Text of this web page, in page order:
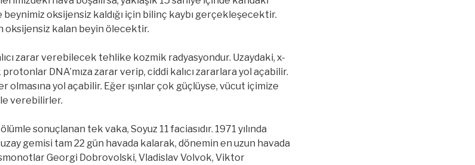
oksijensiz kaldığı için bilinç kaybı gerçekleşecektir.
oksijensiz kalan beyin ölecektir.
zarar verebilecek tehlike kozmik radyasyondur. Uzaydaki, x-
protonlar DNA’mıza zarar verip, ciddi kalıcı zararlara yol açabilir.
olmasına yol açabilir. Eğer ışınlar çok güçlüyse, vücut içimize
verebilirler.
sonuçlanan tek vaka, Soyuz 11 faciasıdır. 1971 yılında
gemisi tam 22 gün havada kalarak, dönemin en uzun havada
Georgi Dobrovolski, Vladislav Volvok, Viktor